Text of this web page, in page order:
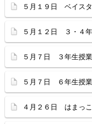
５月１９日 ベイス
５月１２日 ３・４
５月７日 ３年生授
５月７日 ６年生授
４月２６日 はまっ